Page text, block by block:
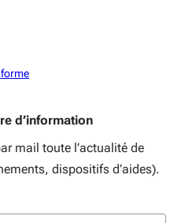
d’information
mail toute l’actualité de
dispositifs d’aides).